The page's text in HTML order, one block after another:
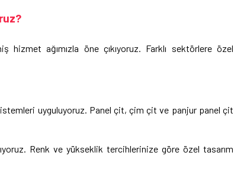
hizmet ağımızla öne çıkıyoruz. Farklı sektörlere özel
uyguluyoruz. Panel çit, çim çit ve panjur panel çit
Renk ve yükseklik tercihlerinize göre özel tasarım